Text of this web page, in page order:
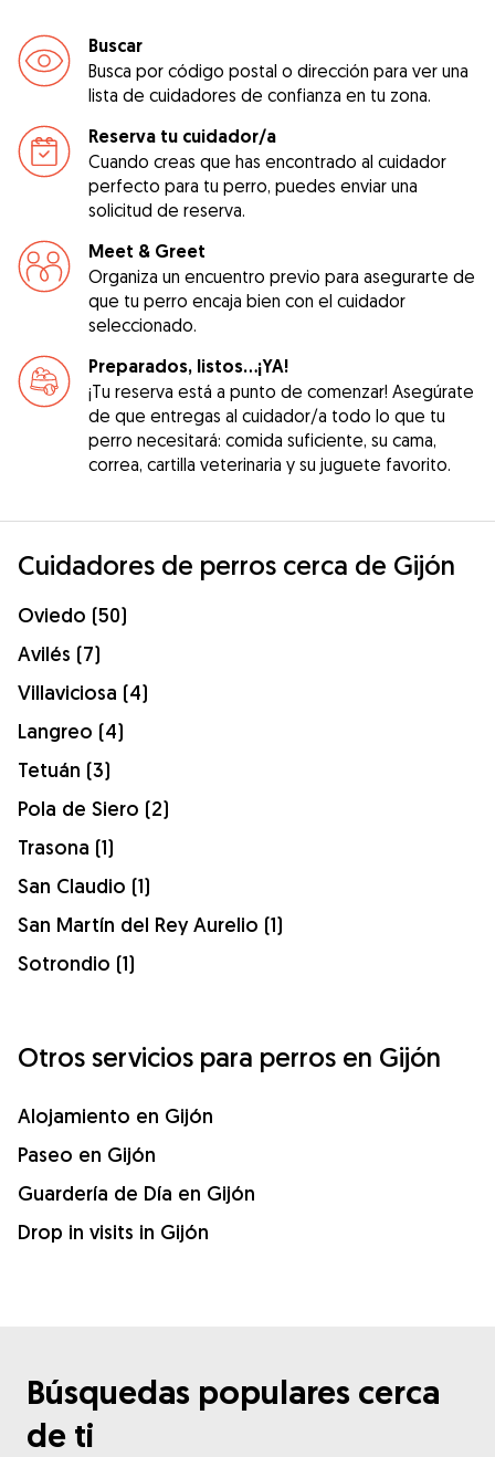
Buscar
Busca por código postal o dirección para ver una
lista de cuidadores de confianza en tu zona.
Reserva tu cuidador/a
Cuando creas que has encontrado al cuidador
perfecto para tu perro, puedes enviar una
solicitud de reserva.
Meet & Greet
Organiza un encuentro previo para asegurarte de
que tu perro encaja bien con el cuidador
seleccionado.
Preparados, listos...¡YA!
¡Tu reserva está a punto de comenzar! Asegúrate
de que entregas al cuidador/a todo lo que tu
perro necesitará: comida suficiente, su cama,
correa, cartilla veterinaria y su juguete favorito.
Cuidadores de perros cerca de Gijón
Oviedo (50)
Avilés (7)
Villaviciosa (4)
Langreo (4)
Tetuán (3)
Pola de Siero (2)
Trasona (1)
San Claudio (1)
San Martín del Rey Aurelio (1)
Sotrondio (1)
Otros servicios para perros en Gijón
Alojamiento en Gijón
Paseo en Gijón
Guardería de Día en Gijón
Drop in visits in Gijón
Búsquedas populares cerca
de ti